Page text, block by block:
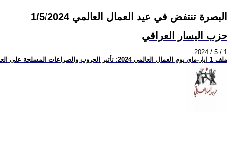
البصرة تنتفض في عيد العمال العالمي 1/5/2024
حزب اليسار العراقي
2024 / 5 / 1
ملف 1 ايار-ماي يوم العمال العالمي 2024: تأثير الحروب والصراعات المسلحة على العمال والكادحين، والحركة النقابية